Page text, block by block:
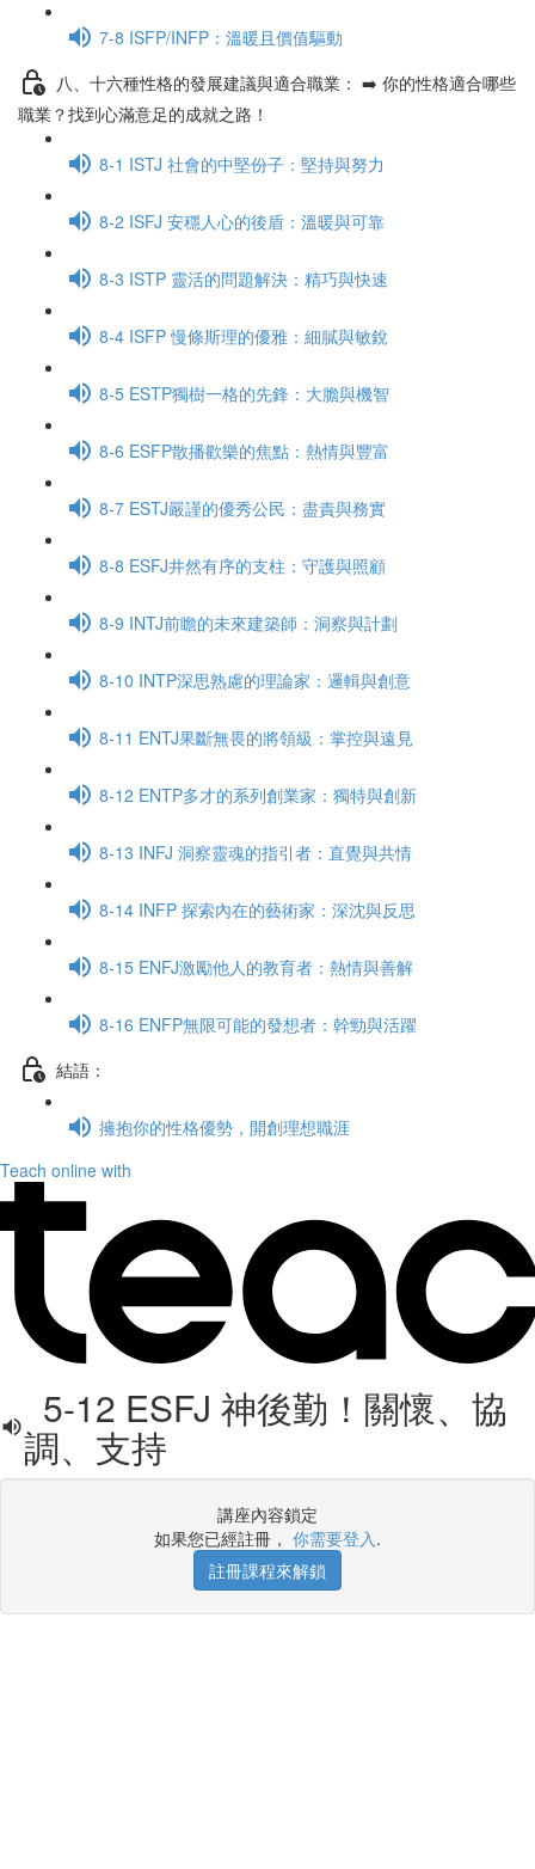
7-8 ISFP/INFP：溫暖且價值驅動
八、十六種性格的發展建議與適合職業： ➡️ 你的性格適合哪些
職業？找到心滿意足的成就之路！
8-1 ISTJ 社會的中堅份子：堅持與努力
8-2 ISFJ 安穩人心的後盾：溫暖與可靠
8-3 ISTP 靈活的問題解決：精巧與快速
8-4 ISFP 慢條斯理的優雅：細膩與敏銳
8-5 ESTP獨樹一格的先鋒：大膽與機智
8-6 ESFP散播歡樂的焦點：熱情與豐富
8-7 ESTJ嚴謹的優秀公民：盡責與務實
8-8 ESFJ井然有序的支柱：守護與照顧
8-9 INTJ前瞻的未來建築師：洞察與計劃
8-10 INTP深思熟慮的理論家：邏輯與創意
8-11 ENTJ果斷無畏的將領級：掌控與遠見
8-12 ENTP多才的系列創業家：獨特與創新
8-13 INFJ 洞察靈魂的指引者：直覺與共情
8-14 INFP 探索內在的藝術家：深沈與反思
8-15 ENFJ激勵他人的教育者：熱情與善解
8-16 ENFP無限可能的發想者：幹勁與活躍
結語：
擁抱你的性格優勢，開創理想職涯
Teach online with
5-12 ESFJ 神後勤！關懷、協
調、支持
講座內容鎖定
如果您已經註冊， 你需要登入.
註冊課程來解鎖